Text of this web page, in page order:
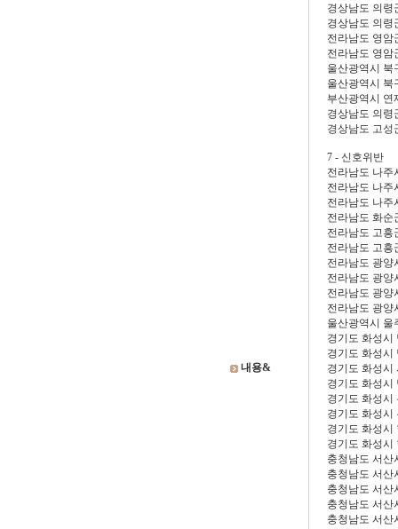
내용&
경상남도 의령
경상남도 의령
전라남도 영암
전라남도 영암
울산광역시 북
울산광역시 북
부산광역시 연
경상남도 의령
경상남도 고성
7 - 신호위반
전라남도 나주
전라남도 나주
전라남도 나주
전라남도 화순
전라남도 고흥
전라남도 고흥
전라남도 광양
전라남도 광양
전라남도 광양
전라남도 광양
울산광역시 울
경기도 화성시
경기도 화성시
경기도 화성시
경기도 화성시
경기도 화성시
경기도 화성시
경기도 화성시
경기도 화성시
충청남도 서산
충청남도 서산
충청남도 서산
충청남도 서산
충청남도 서산